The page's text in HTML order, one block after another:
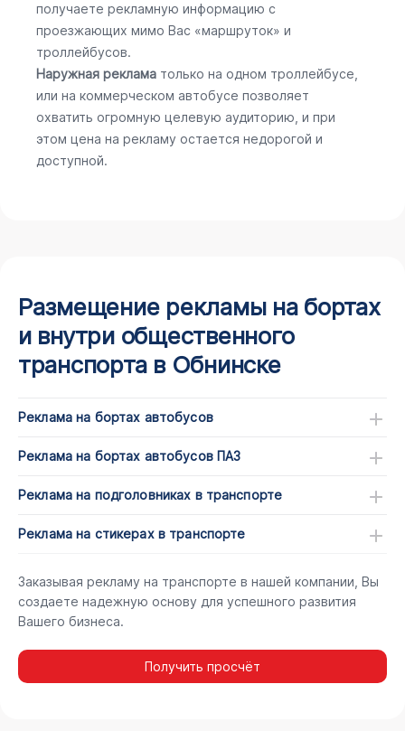
получаете рекламную информацию с
проезжающих мимо Вас «маршруток» и
троллейбусов.
Наружная реклама только на одном троллейбусе,
или на коммерческом автобусе позволяет
охватить огромную целевую аудиторию, и при
этом цена на рекламу остается недорогой и
доступной.
Размещение рекламы на бортах
и внутри общественного
транспорта в Обнинске
Реклама на бортах автобусов
Реклама на бортах автобусов ПАЗ
Реклама на подголовниках в транспорте
Реклама на стикерах в транспорте
Заказывая рекламу на транспорте в нашей компании, Вы
создаете надежную основу для успешного развития
Вашего бизнеса.
Получить просчёт